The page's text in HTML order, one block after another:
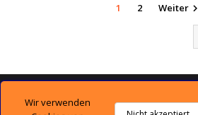
1 2 Weiter
TECHNISCHER SUPPORT
Wir verwenden